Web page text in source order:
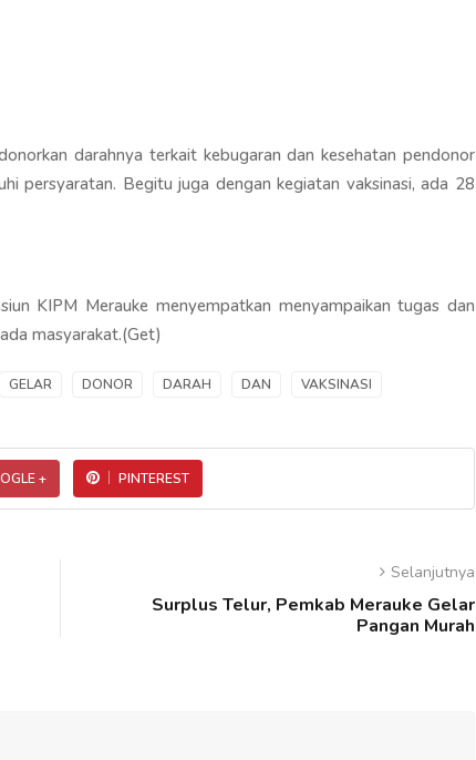
darahnya terkait kebugaran dan kesehatan pendonor
persyaratan. Begitu juga dengan kegiatan vaksinasi, ada 28
KIPM Merauke menyempatkan menyampaikan tugas dan
masyarakat.(Get)
GELAR DONOR DARAH DAN VAKSINASI
+ PINTEREST
Selanjutnya
Surplus Telur, Pemkab Merauke Gelar
Pangan Murah